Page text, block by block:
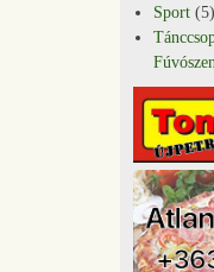
Sport (5)